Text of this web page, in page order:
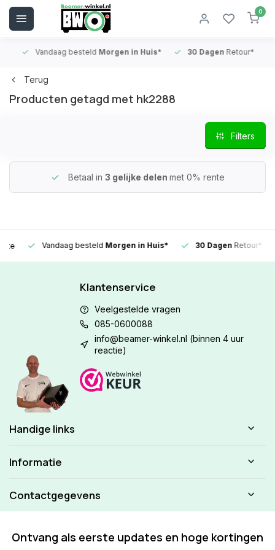
0
Vandaag besteldMorgen in Huis* 30 DagenRetour*
Terug
Producten getagd met hk2288
Filters
Betaal in 3 gelijke delen met 0% rente
Vandaag besteldMorgen in Huis* 30 DagenRetour*
Klantenservice
Veelgestelde vragen
085-0600088
info@beamer-winkel.nl (binnen 4 uur
reactie)
Handige links
Informatie
Contactgegevens
Ontvang als eerste updates en hoge kortingen